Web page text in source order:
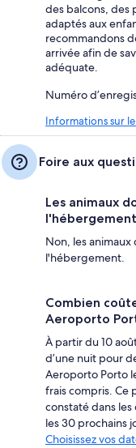
des balcons, des
adaptés aux
recommandons
arrivée afin de
adéquate.
Numéro
Informations sur
Foire aux
Les animaux
Non, les
l'hébergement.
Combien
Aeroporto
À partir du 10
d’une nuit pour
Aeroporto Porto
frais compris. Ce
constaté dans
les 30 prochains
Choisissez vos